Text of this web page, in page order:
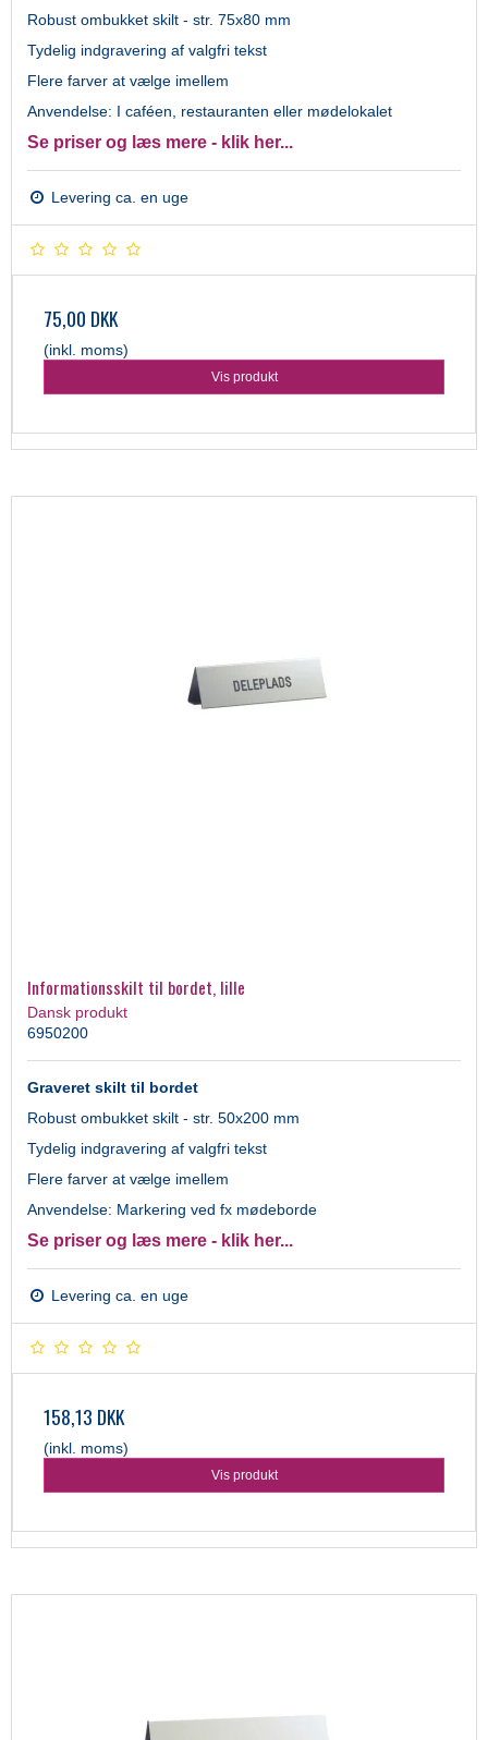
Robust ombukket skilt - str. 75x80 mm
Tydelig indgravering af valgfri tekst
Flere farver at vælge imellem
Anvendelse: I caféen, restauranten eller mødelokalet
Se priser og læs mere - klik her...
Levering ca. en uge
75,00 DKK
(inkl. moms)
Vis produkt
Informationsskilt til bordet, lille
Dansk produkt
6950200
Graveret skilt til bordet
Robust ombukket skilt - str. 50x200 mm
Tydelig indgravering af valgfri tekst
Flere farver at vælge imellem
Anvendelse: Markering ved fx mødeborde
Se priser og læs mere - klik her...
Levering ca. en uge
158,13 DKK
(inkl. moms)
Vis produkt